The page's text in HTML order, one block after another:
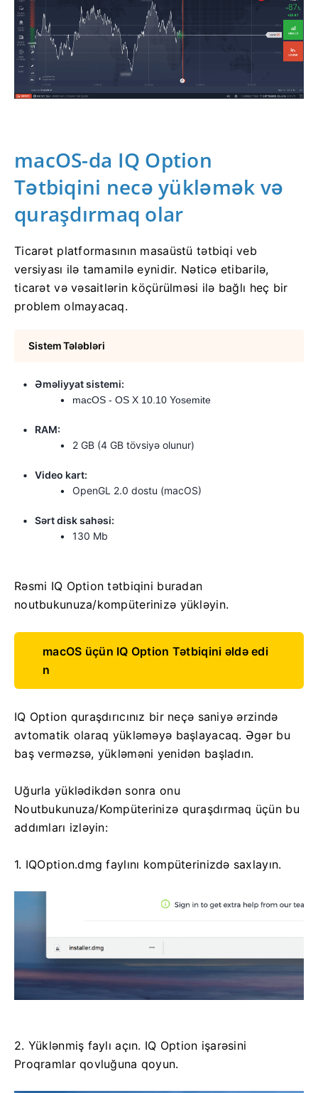
macOS-da IQ Option
Tətbiqini necə yükləmək və
quraşdırmaq olar
Ticarət platformasının masaüstü tətbiqi veb
versiyası ilə tamamilə eynidir. Nəticə etibarilə,
ticarət və vəsaitlərin köçürülməsi ilə bağlı heç bir
problem olmayacaq.
Sistem Tələbləri
Əməliyyat sistemi:
macOS - OS X 10.10 Yosemite
RAM:
2 GB (4 GB tövsiyə olunur)
Video kart:
OpenGL 2.0 dostu (macOS)
Sərt disk sahəsi:
130 Mb
Rəsmi IQ Option tətbiqini buradan
noutbukunuza/kompüterinizə yükləyin.
macOS üçün IQ Option Tətbiqini əldə edi
n
IQ Option quraşdırıcınız bir neçə saniyə ərzində
avtomatik olaraq yükləməyə başlayacaq. Əgər bu
baş verməzsə, yükləməni yenidən başladın.
Uğurla yüklədikdən sonra onu
Noutbukunuza/Kompüterinizə quraşdırmaq üçün bu
addımları izləyin:
1. IQOption.dmg faylını kompüterinizdə saxlayın.
2. Yüklənmiş faylı açın. IQ Option işarəsini
Proqramlar qovluğuna qoyun.